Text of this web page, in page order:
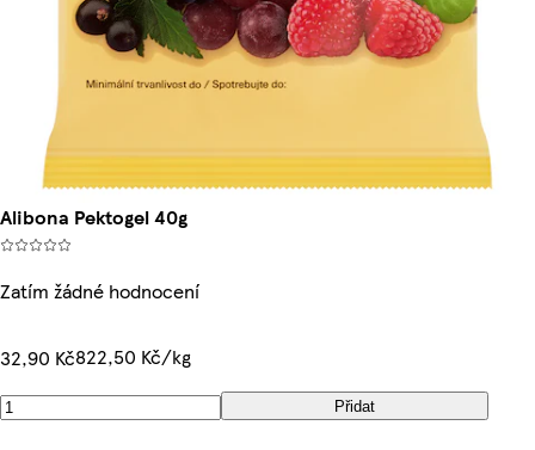
Alibona Pektogel 40g
Zatím žádné hodnocení
32,90 Kč822,50 Kč/kg
Přidat